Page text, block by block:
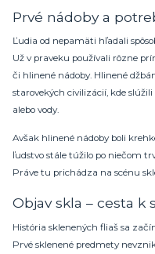
Prvé nádoby a
Ľudia od nepamäti hľadali
Už v praveku používali rôzne
či hlinené nádoby. Hlinené
starovekých civilizácií, kde
alebo vody.
Avšak hlinené nádoby boli
ľudstvo stále túžilo po niečom
Práve tu prichádza na scénu
Objav skla – cesta k
História sklenených fliaš sa
Prvé sklenené predmety